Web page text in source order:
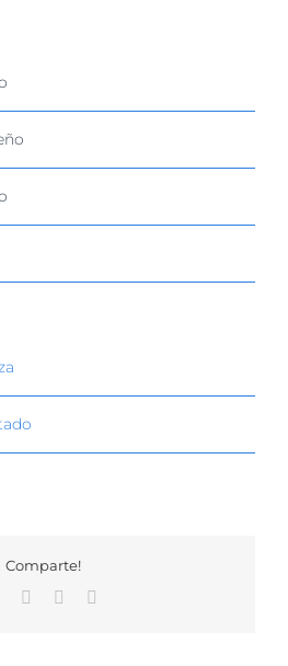
Comparte!
Facebook WhatsApp